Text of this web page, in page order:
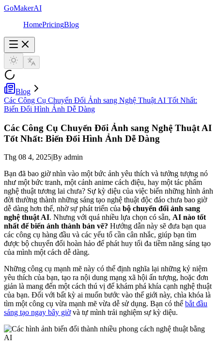
GoMakerAI
HomePricingBlog
Blog
Các Công Cụ Chuyển Đổi Ảnh sang Nghệ Thuật AI Tốt Nhất:
Biến Đổi Hình Ảnh Dễ Dàng
Các Công Cụ Chuyển Đổi Ảnh sang Nghệ Thuật AI
Tốt Nhất: Biến Đổi Hình Ảnh Dễ Dàng
Thg 08 4, 2025|By admin
Bạn đã bao giờ nhìn vào một bức ảnh yêu thích và tưởng tượng nó
như một bức tranh, một cảnh anime cách điệu, hay một tác phẩm
nghệ thuật tương lai chưa? Sự kỳ diệu của việc biến những hình ảnh
đời thường thành những sáng tạo nghệ thuật độc đáo chưa bao giờ
dễ dàng hơn thế, nhờ sự phát triển của bộ chuyển đổi ảnh sang
nghệ thuật AI. Nhưng với quá nhiều lựa chọn có sẵn, AI nào tốt
nhất để biến ảnh thành bản vẽ? Hướng dẫn này sẽ đưa bạn qua
các công cụ hàng đầu và các yếu tố cần cân nhắc, giúp bạn tìm
được bộ chuyển đổi hoàn hảo để phát huy tối đa tiềm năng sáng tạo
của mình một cách dễ dàng.
Những công cụ mạnh mẽ này có thể định nghĩa lại những kỷ niệm
yêu thích của bạn, tạo ra nội dung mạng xã hội ấn tượng, hoặc đơn
giản là mang đến một cách thú vị để khám phá khía cạnh nghệ thuật
của bạn. Đối với bất kỳ ai muốn bước vào thế giới này, chìa khóa là
tìm một công cụ vừa mạnh mẽ vừa dễ sử dụng. Bạn có thể bắt đầu
sáng tạo ngay bây giờvà tự mình trải nghiệm sự kỳ diệu.